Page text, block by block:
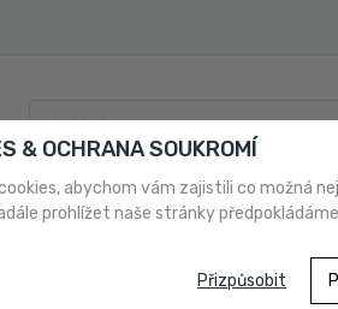
A PLATBA O NÁS
& OCHRANA SOUKROMÍ
abychom vám zajistili co možná
prohlížet naše stránky
Přizpůsobit